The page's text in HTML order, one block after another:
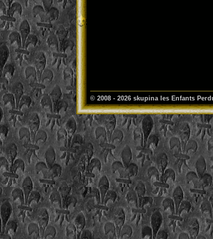
© 2008 - 2026 skupina les Enfants